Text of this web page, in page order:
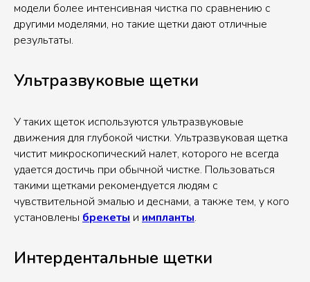
модели более интенсивная чистка по сравнению с
другими моделями, но такие щетки дают отличные
результаты.
Ультразвуковые щетки
У таких щеток используются ультразвуковые
движения для глубокой чистки. Ультразвуковая щетка
чистит микроскопический налет, которого не всегда
удается достичь при обычной чистке. Пользоваться
такими щетками рекомендуется людям с
чувствительной эмалью и деснами, а также тем, у кого
установлены брекеты и импланты.
Интердентальные щетки